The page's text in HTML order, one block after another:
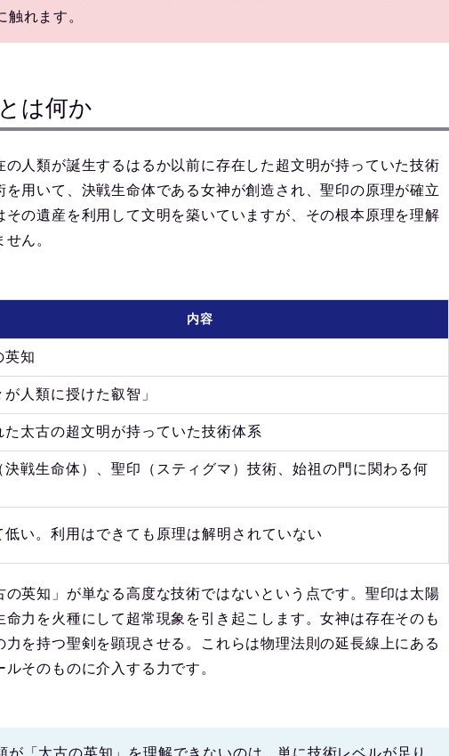
れます。
は何か
の人類が誕生するはるか以前に存在した超文明が持っていた技術
を用いて、決戦生命体である女神が創造され、聖印の原理が確立
その遺産を利用して文明を築いていますが、その根本原理を理解
ん。
内容
英知
が人類に授けた叡智」
た太古の超文明が持っていた技術体系
決戦生命体）、聖印（スティグマ）技術、始祖の門に関わる何
低い。利用はできても原理は解明されていない
の英知」が単なる高度な技術ではないという点です。聖印は太陽
力を火種にして超常現象を引き起こします。女神は存在そのも
を持つ聖剣を顕現させる。これらは物理法則の延長線上にある
ルそのものに介入する力です。